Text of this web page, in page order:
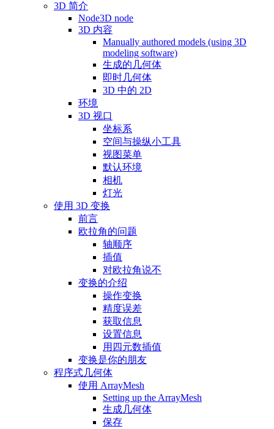
3D 简介
Node3D node
3D 内容
Manually authored models (using 3D
modeling software)
生成的几何体
即时几何体
3D 中的 2D
环境
3D 视口
坐标系
空间与操纵小工具
视图菜单
默认环境
相机
灯光
使用 3D 变换
前言
欧拉角的问题
轴顺序
插值
对欧拉角说不
变换的介绍
操作变换
精度误差
获取信息
设置信息
用四元数插值
变换是你的朋友
程序式几何体
使用 ArrayMesh
Setting up the ArrayMesh
生成几何体
保存